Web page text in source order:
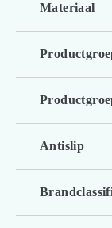
Materiaal
Antislip